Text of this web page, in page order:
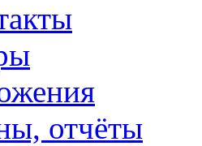
отчёты